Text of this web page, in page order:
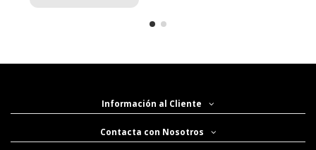
Información al Cliente
Contacta con Nosotros